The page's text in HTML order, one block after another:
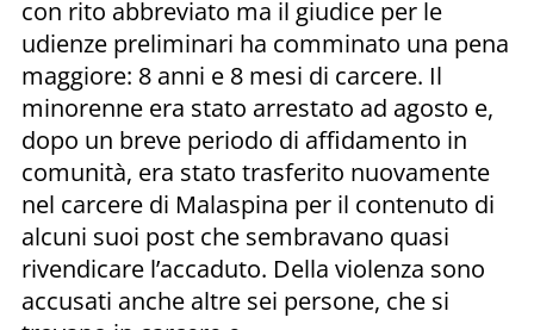
con rito abbreviato ma il giudice per le
udienze preliminari ha comminato una pena
maggiore: 8 anni e 8 mesi di carcere. Il
minorenne era stato arrestato ad agosto e,
dopo un breve periodo di affidamento in
comunità, era stato trasferito nuovamente
nel carcere di Malaspina per il contenuto di
alcuni suoi post che sembravano quasi
rivendicare l’accaduto. Della violenza sono
accusati anche altre sei persone, che si